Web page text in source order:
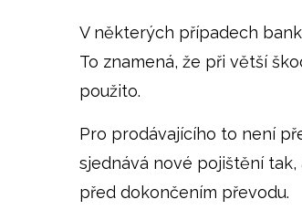
V některých případech
To znamená, že při větší
použito.
Pro prodávajícího to není
sjednává nové pojištění
před dokončením převodu.